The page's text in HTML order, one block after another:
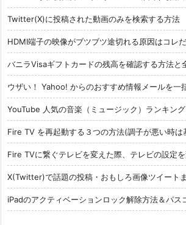
Twitter(X)に投稿された動画のみを検索する方法
HDMI端子の映像がブツブツ途切れる原因はコレだ
バニラVisaギフトカードの残高を確認する方法と
ウザい！ Yahoo! からのおすすめ情報メールを一
YouTube 人気の音楽（ミュージック）ランキング
Fire TV を再起動する３つの方法(調子が悪い時は
Fire TVに繋ぐテレビを変えた際、テレビの設定
X(Twitter)で話題の投稿・おもしろ画像ツイート
iPadのアクティベーションロック解除方法＆パス